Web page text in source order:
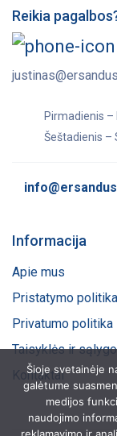
Reikia
Pirmadienis –
Šeštadienis –
Informacija
Apie mus
Pristatymo politika
Privatumo politika
Taisyklės ir
Kontaktai
Šioje svetainėje
galėtume
medijos
naudojimo